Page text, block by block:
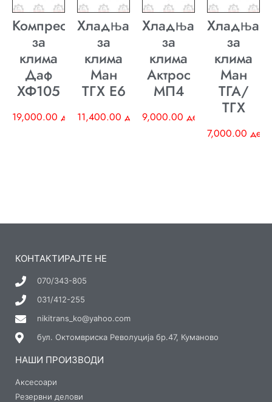
Компресор
за
клима
Даф
ХФ105
19,000.00 ден
Хладњак
за
клима
Ман
ТГХ E6
11,400.00 ден
Хладњак
за
клима
Актрос
МП4
9,000.00 ден
Хладњак
за
клима
Ман
ТГА/
ТГХ
7,000.00 ден
КОНТАКТИРАЈТЕ НЕ
070/343-805
031/412-255
nikitrans_ko@yahoo.com
бул. Октомвриска Револуција бр.47, Куманово
НАШИ ПРОИЗВОДИ
Аксесоари
Резервни делови